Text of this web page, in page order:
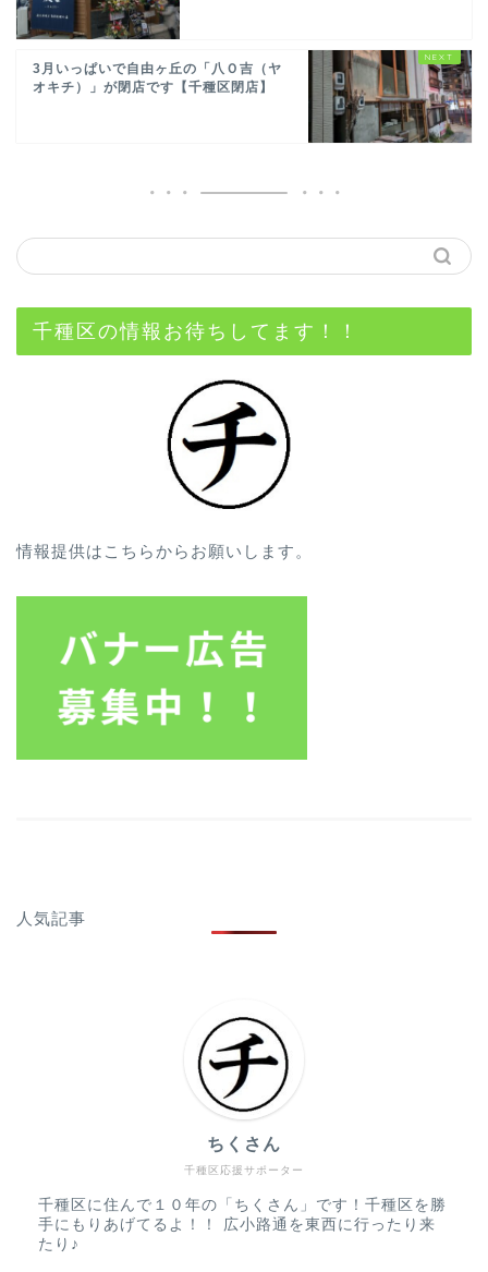
3月いっぱいで自由ヶ丘の「八Ｏ吉（ヤ
オキチ）」が閉店です【千種区閉店】
千種区の情報お待ちしてます！！
情報提供はこちらからお願いします。
人気記事
千種区応援サポーター
ちくさん
千種区に住んで１０年の「ちくさん」です！千種区を勝
手にもりあげてるよ！！ 広小路通を東西に行ったり来
たり♪